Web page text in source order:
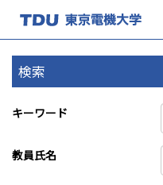
検索
キーワード
教員氏名